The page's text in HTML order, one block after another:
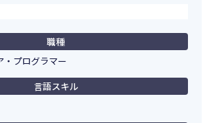
職種
・プログラマー
言語スキル